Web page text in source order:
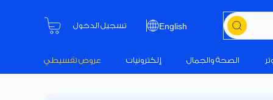
English تسجيل الدخول
الصحة والجمال إلكترونيات عروض تقسيطي